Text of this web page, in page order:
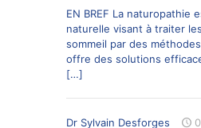
EN BREF La naturopathie
naturelle visant à traiter
sommeil par des
offre des solutions
[…]
Dr Sylvain Desforges